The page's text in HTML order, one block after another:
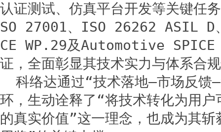
认证测试、仿真平台开发等关键任
SO 27001、ISO 26262 ASIL D
CE WP.29及Automotive SPICE
证，全面彰显其技术实力与体系合
科络达通过“技术落地—市场反馈
环，生动诠释了“将技术转化为用
的真实价值”这一理念，也成为其